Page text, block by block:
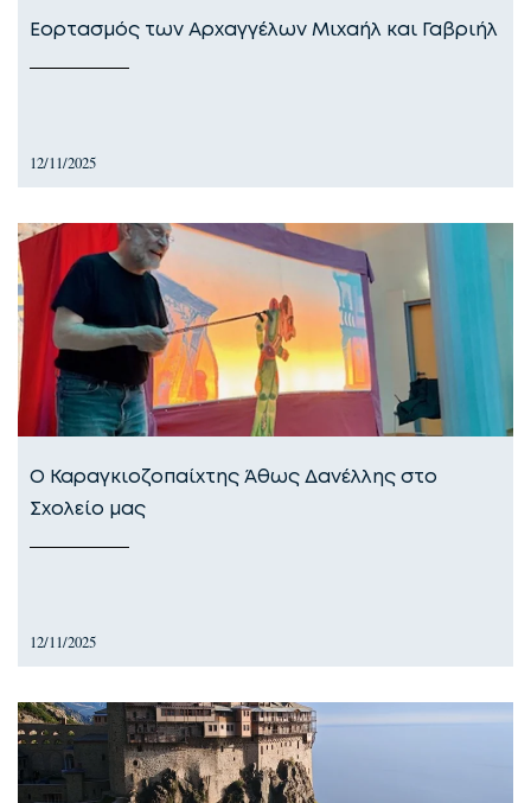
Εορτασμός των Αρχαγγέλων Μιχαήλ και Γαβριήλ
12/11/2025
Ο Καραγκιοζοπαίχτης Άθως Δανέλλης στο
Σχολείο μας
12/11/2025